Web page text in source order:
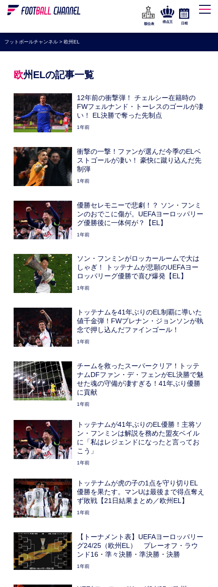
WEリーグ
海外サッカー
プレミアリーグ
ラ・リーガ
ブンデスリーガ
UEFA
高校サッカー
動画
順位表
得点王 日程
フットボールチャンネル> 欧州EL
欧州ELの記事一覧
12年前の衝撃弾！ チェルシー在籍時の
FWフェルナンド・トーレスのゴールが凄
い！ EL決勝で奪った先制点
1年前
衝撃の一撃！ファンが選んだ今季のELベ
ストゴールが凄い！ 豪快に蹴り込んだ先
制弾
1年前
優勝セレモニーで悲劇！？ ソン・フンミ
ンのおでこに傷が。UEFAヨーロッパリー
グ優勝後に一体何が？【EL】
1年前
ソン・フンミンがロッカールームで大は
しゃぎ！ トッテナムが悲願のUEFAヨー
ロッパリーグ優勝で喜び爆発【EL】
1年前
トッテナムを41年ぶりのEL制覇に導いた
値千金弾！FWブレナン・ジョンソンが執
念で押し込んだファインゴール！
1年前
チームを救ったスーパークリア！トッテ
ナムDFファン・デ・フェンがEL決勝で魅
せた魂の守備が凄すぎる！41年ぶり優勝
に貢献
1年前
トッテナムが41年ぶりのEL優勝！主将ソ
ン・フンミンは解説を務めた盟友ベイル
に「私はレジェンドになったと言ってお
こう」
1年前
トッテナムが虎の子の1点を守り切りEL
優勝を果たす。マンUは最後まで得点奪え
ず敗戦【21日結果まとめ／欧州EL】
1年前
【トーナメント表】UEFAヨーロッパリー
グ24/25（欧州EL） プレーオフ・ラウ
ンド16・準々決勝・準決勝・決勝
1年前